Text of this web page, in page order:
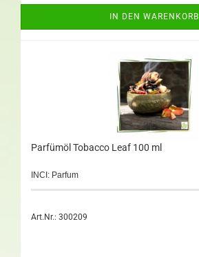
IN DEN WARENKORB
Parfümöl Tobacco Leaf 100 ml
INCI: Parfum
Art.Nr.: 300209